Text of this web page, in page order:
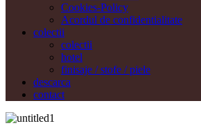
Cookies-Policy
Acordul de confidentialitate
colectii
colectii
hotel
finisaje / stofe / piele
descarca
contact